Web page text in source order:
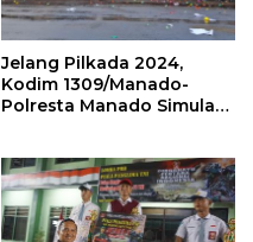
Jelang Pilkada 2024,
Kodim 1309/Manado-
Polresta Manado Simulasi